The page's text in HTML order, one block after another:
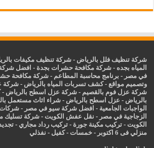
شركة تنظيف فلل بالرياض -شركة تنظيف مكيفات
المياه بجده -شركة مكافحة حشرات بجدة - افضل شركة
في مصر - برنامج محاسبة المطاعم -شركة مكافحة
وتصميم مواقع -كشف تسربات المياه بالرياض -شركة
شركة عزل فوم بالقصيم -شركة عزل اسطح بالرياض -
بالرياض - عزل اسطح بالرياض -شراء اثاث مستعمل
الواجبات الجامعية - افضل شركة سيو في مصر -شركات
الزجاجية في مصر - نقل عفش الكويت -شركة تسليك
الكويت -تركيب مكينة جورة -تركيب رداد مجاري -
منزلي فى 6 اكتوبر
-خمسات -كفيل - نفذلي